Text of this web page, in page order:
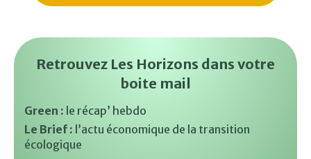
Retrouvez Les Horizons dans votre
boite mail
Green : le récap’ hebdo
Le Brief : l’actu économique de la transition
écologique